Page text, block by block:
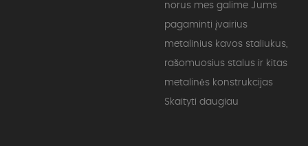
norus mes galime Jums
pagaminti įvairius
metalinius kavos staliukus,
rašomuosius stalus ir kitas
metalinės konstrukcijas
Skaityti daugiau